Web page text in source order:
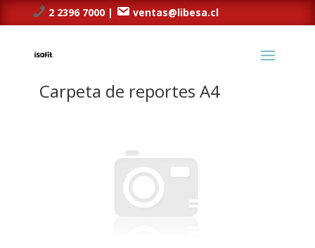
2 2396 7000 | ventas@libesa.cl
Carpeta de reportes A4